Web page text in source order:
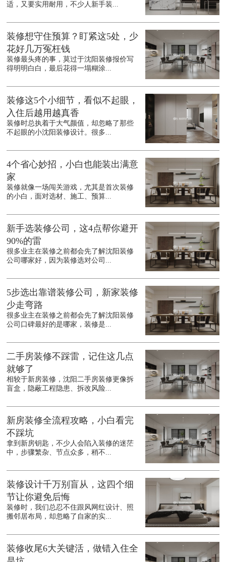
适，又要实用耐用，不少人新手装...
装修想守住预算？盯紧这5处，少
花好几万冤枉钱
装修最头疼的事，莫过于沈阳装修报价写
得明明白白，最后花得一塌糊涂...
装修这5个小细节，看似不起眼，
入住后越用越真香
装修时总执着于大气颜值，却忽略了那些
不起眼的小沈阳装修设计。很多...
4个省心妙招，小白也能装出满意
家
装修就像一场闯关游戏，尤其是首次装修
的小白，面对选材、施工、预算...
新手选装修公司，这4点帮你避开
90%的雷
很多业主在装修之前都会先了解沈阳装修
公司哪家好，因为装修选对公司...
5步选出靠谱装修公司，新家装修
少走弯路
很多业主在装修之前都会先了解沈阳装修
公司口碑最好的是哪家，装修是...
二手房装修不踩雷，记住这几点
就够了
相较于新房装修，沈阳二手房装修更像拆
盲盒，隐蔽工程隐患、拆改风险...
新房装修全流程攻略，小白看完
不踩坑
拿到新房钥匙，不少人会陷入装修的迷茫
中，步骤繁杂、节点众多，稍不...
装修设计千万别盲从，这四个细
节让你避免后悔
装修时，我们总忍不住跟风网红设计、照
搬邻居布局，却忽略了自家的实...
装修收尾6大关键活，做错入住全